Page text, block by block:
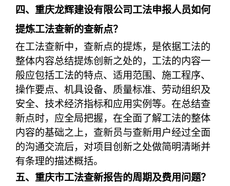
四、重庆龙辉建设有限公司工法申报人员如何
提炼工法查新的查新点？
在工法查新中，查新点的提炼，是依据工法的
整体内容总结提炼创新之处的，工法的内容一
般应包括工法的特点、适用范围、施工程序、
操作要点、机具设备、质量标准、劳动组织及
安全、技术经济指标和应用实例等。在总结查
新点时，应全局把握，在全面了解工法的整体
内容的基础之上，查新员与查新用户经过全面
的沟通交流后，对项目创新之处做简明清晰并
有条理的描述概括。
五、重庆市工法查新报告的周期及费用问题？